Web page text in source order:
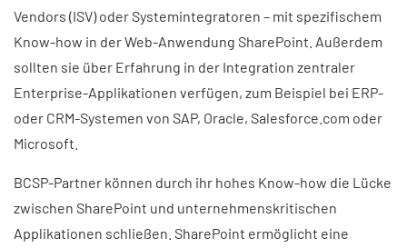
Vendors (ISV) oder Systemintegratoren – mit spezifischem
Know-how in der Web-Anwendung SharePoint. Außerdem
sollten sie über Erfahrung in der Integration zentraler
Enterprise-Applikationen verfügen, zum Beispiel bei ERP-
oder CRM-Systemen von SAP, Oracle, Salesforce.com oder
Microsoft.
BCSP-Partner können durch ihr hohes Know-how die Lücke
zwischen SharePoint und unternehmenskritischen
Applikationen schließen. SharePoint ermöglicht eine